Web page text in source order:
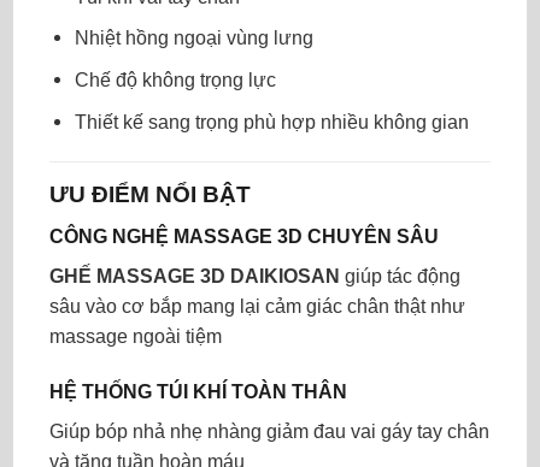
Nhiệt hồng ngoại vùng lưng
Chế độ không trọng lực
Thiết kế sang trọng phù hợp nhiều không gian
ƯU ĐIỂM NỔI BẬT
CÔNG NGHỆ MASSAGE 3D CHUYÊN SÂU
GHẾ MASSAGE 3D DAIKIOSAN giúp tác động
sâu vào cơ bắp mang lại cảm giác chân thật như
massage ngoài tiệm
HỆ THỐNG TÚI KHÍ TOÀN THÂN
Giúp bóp nhả nhẹ nhàng giảm đau vai gáy tay chân
và tăng tuần hoàn máu